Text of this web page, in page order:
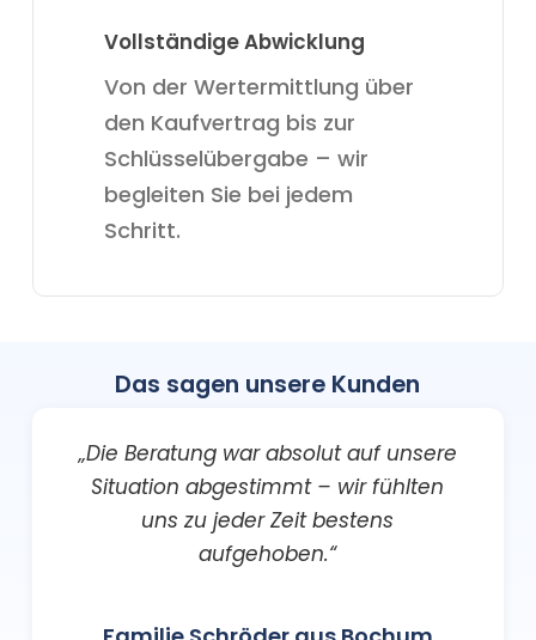
Vollständige Abwicklung
Von der Wertermittlung über
den Kaufvertrag bis zur
Schlüsselübergabe – wir
begleiten Sie bei jedem
Schritt.
Das sagen unsere Kunden
„Die Beratung war absolut auf unsere
Situation abgestimmt – wir fühlten
uns zu jeder Zeit bestens
aufgehoben.“